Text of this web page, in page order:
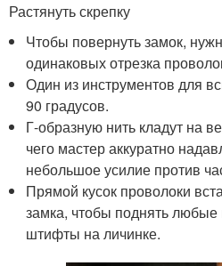
Растянуть скрепку
Чтобы повернуть замок,
одинаковых отрезка
Один из инструментов для
90 градусов.
Г-образную нить кладут на
чего мастер аккуратно
небольшое усилие против
Прямой кусок проволоки
замка, чтобы поднять
штифты на личинке.